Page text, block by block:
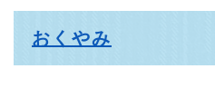
おくやみ